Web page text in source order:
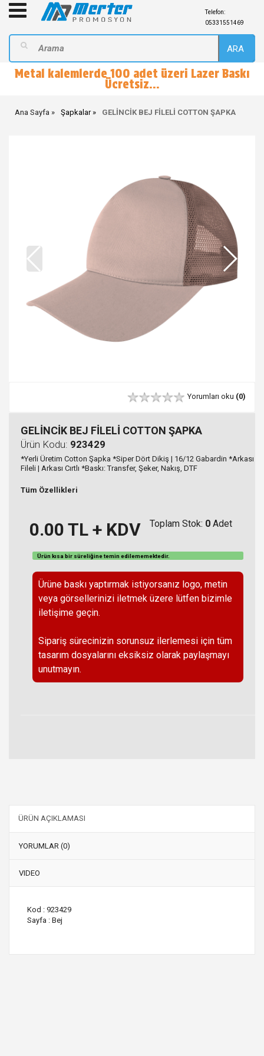
Telefon:
05331551469
ARA
Metal kalemlerde 100 adet üzeri Lazer Baskı
Ücretsiz...
Ana Sayfa Şapkalar GELİNCİK BEJ FİLELİ COTTON ŞAPKA
Yorumları oku (0)
GELİNCİK BEJ FİLELİ COTTON ŞAPKA
Ürün Kodu: 923429
*Yerli Üretim Cotton Şapka *Siper Dört Dikiş | 16/12 Gabardin *Arkası
Fileli | Arkası Cırtlı *Baskı: Transfer, Şeker, Nakış, DTF
Tüm Özellikleri
0.00 TL + KDV Toplam Stok: 0 Adet
Ürün kısa bir süreliğine temin edilememektedir.
Ürüne baskı yaptırmak istiyorsanız logo, metin
veya görsellerinizi iletmek üzere lütfen bizimle
iletişime geçin.
Sipariş sürecinizin sorunsuz ilerlemesi için tüm
tasarım dosyalarını eksiksiz olarak paylaşmayı
unutmayın.
ÜRÜN AÇIKLAMASI
YORUMLAR (0)
VIDEO
Kod : 923429
Sayfa : Bej